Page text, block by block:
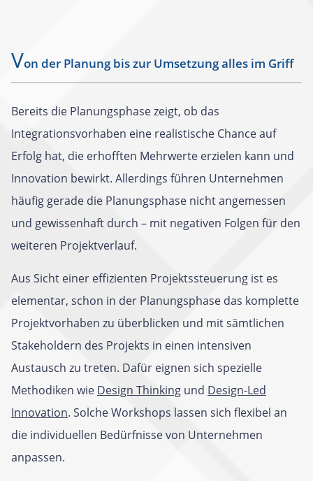
Von der Planung bis zur Umsetzung alles im Griff
Bereits die Planungsphase zeigt, ob das
Integrationsvorhaben eine realistische Chance auf
Erfolg hat, die erhofften Mehrwerte erzielen kann und
Innovation bewirkt. Allerdings führen Unternehmen
häufig gerade die Planungsphase nicht angemessen
und gewissenhaft durch – mit negativen Folgen für den
weiteren Projektverlauf.
Aus Sicht einer effizienten Projektssteuerung ist es
elementar, schon in der Planungsphase das komplette
Projektvorhaben zu überblicken und mit sämtlichen
Stakeholdern des Projekts in einen intensiven
Austausch zu treten. Dafür eignen sich spezielle
Methodiken wie Design Thinking und Design-Led
Innovation. Solche Workshops lassen sich flexibel an
die individuellen Bedürfnisse von Unternehmen
anpassen.